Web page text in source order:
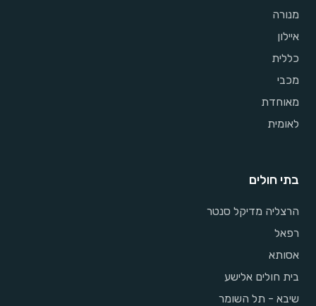
מנורה
איילון
כללית
מכבי
מאוחדת
לאומית
בתי חולים
הרצליה מדיקל סנטר
רפאל
אסותא
בית חולים אלישע
שיבא - תל השומר